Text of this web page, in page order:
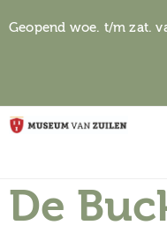
Geopend woe. t/m zat.
Home
Plan
De
Algemene
Auteursrechten